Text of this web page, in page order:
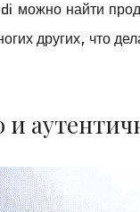
можно найти
других, что
и